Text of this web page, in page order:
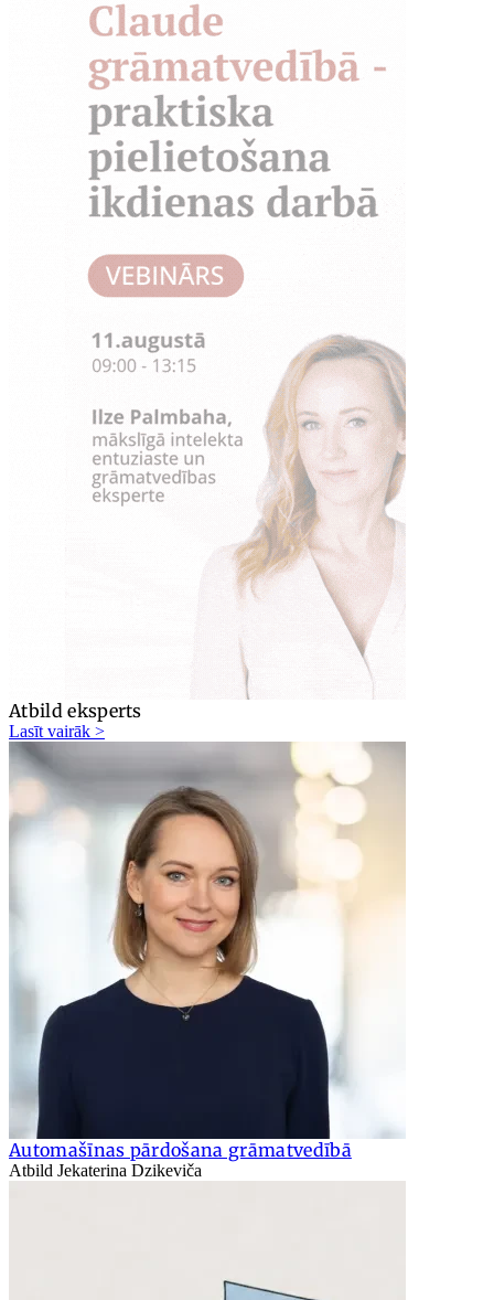
Atbild eksperts
Lasīt vairāk >
Automašīnas pārdošana grāmatvedībā
Atbild Jekaterina Dzikeviča